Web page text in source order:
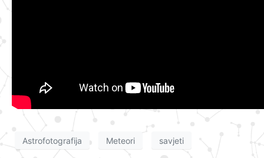
Astrofotografija Meteori savjeti